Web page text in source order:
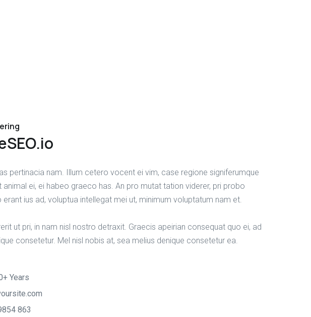
pertinacia nam. Illum cetero vocent ei vim, case regione signiferumque
animal ei, ei habeo graeco has. An pro mutat tation viderer, pri probo
erant ius ad, voluptua intellegat mei ut, minimum voluptatum nam et.
ut pri, in nam nisl nostro detraxit. Graecis apeirian consequat quo ei, ad
consetetur. Mel nisl nobis at, sea melius denique consetetur ea.
Years
863